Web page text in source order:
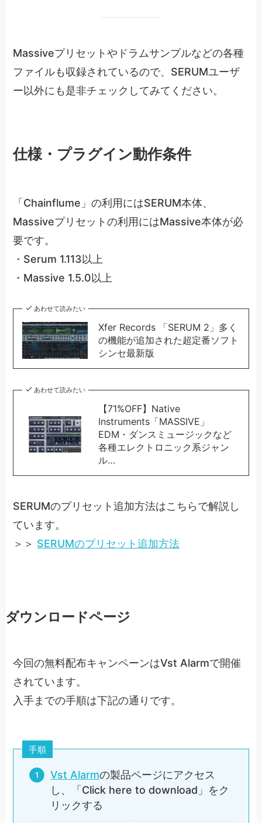
Massiveプリセットやドラムサンプルなどの各種
ファイルも収録されているので、SERUMユーザ
ー以外にも是非チェックしてみてください。
仕様・プラグイン動作条件
「Chainflume」の利用にはSERUM本体、
Massiveプリセットの利用にはMassive本体が必
要です。
・Serum 1.113以上
・Massive 1.5.0以上
あわせて読みたい
Xfer Records 「SERUM 2」多く
の機能が追加された超定番ソフト
シンセ最新版
あわせて読みたい
【71%OFF】Native
Instruments「MASSIVE」
EDM・ダンスミュージックなど
各種エレクトロニック系ジャン
ル…
SERUMのプリセット追加方法はこちらで解説し
ています。
＞＞ SERUMのプリセット追加方法
ダウンロードページ
今回の無料配布キャンペーンはVst Alarmで開催
されています。
入手までの手順は下記の通りです。
手順
Vst Alarmの製品ページにアクセス
し、「Click here to download」をク
リックする